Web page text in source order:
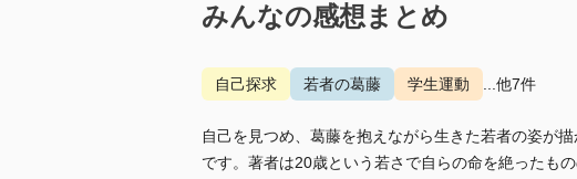
みんなの感想まとめ
自己探求 若者の葛藤 学生運動 ...他7件
自己を見つめ、葛藤を抱えながら生きた若者の姿が
です。著者は20歳という若さで自らの命を絶ったも